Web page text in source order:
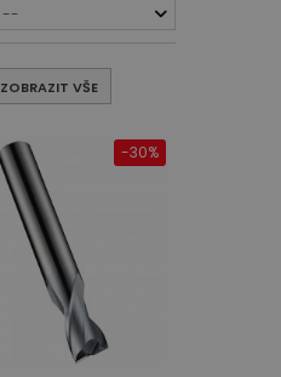
--
ZOBRAZIT VŠE
-30%